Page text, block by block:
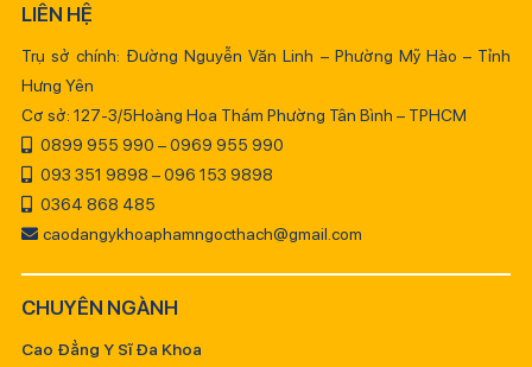
LIÊN HỆ
Trụ sở chính: Đường Nguyễn Văn Linh – Phường Mỹ Hào – Tỉnh
Hưng Yên
Cơ sở: 127-3/5Hoàng Hoa Thám Phường Tân Bình – TPHCM
0899 955 990 – 0969 955 990
093 351 9898 – 096 153 9898
0364 868 485
caodangykhoaphamngocthach@gmail.com
CHUYÊN NGÀNH
Cao Đẳng Y Sĩ Đa Khoa